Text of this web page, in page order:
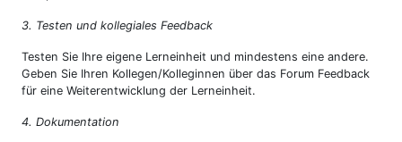
3. Testen und kollegiales Feedback
Testen Sie Ihre eigene Lerneinheit und mindestens eine andere.
Geben Sie Ihren Kollegen/Kolleginnen über das Forum Feedback
für eine Weiterentwicklung der Lerneinheit.
4. Dokumentation